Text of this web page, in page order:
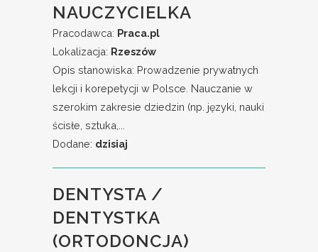
NAUCZYCIELKA
Pracodawca: Praca.pl
Lokalizacja: Rzeszów
Opis stanowiska: Prowadzenie prywatnych
lekcji i korepetycji w Polsce. Nauczanie w
szerokim zakresie dziedzin (np. języki, nauki
ścisłe, sztuka,...
Dodane: dzisiaj
DENTYSTA /
DENTYSTKA
(ORTODONCJA)